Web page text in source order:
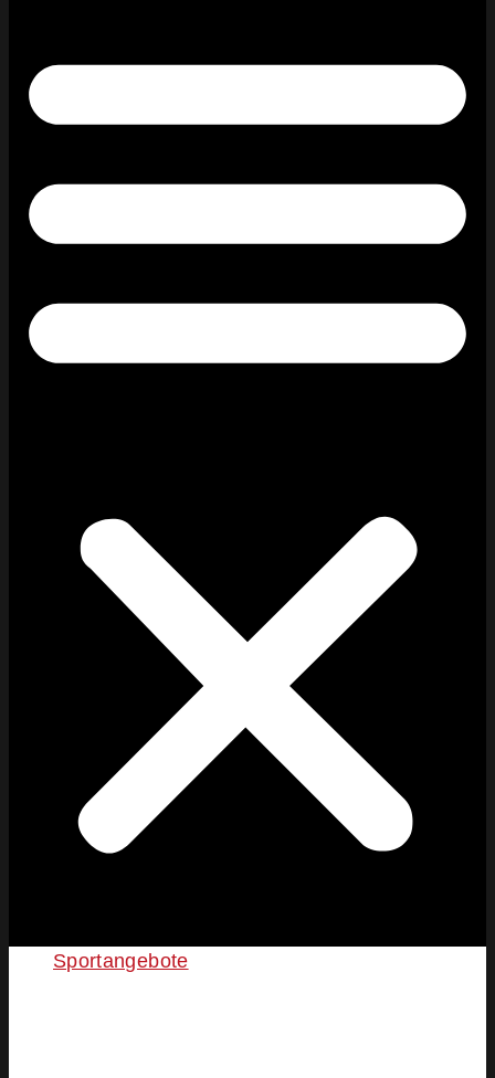
Sportangebote